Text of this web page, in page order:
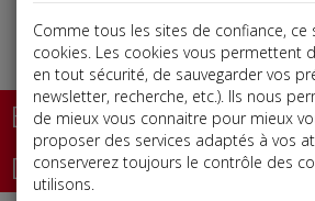
Base documentaire
Dépêches
Comme tous les sites de confiance, ce
cookies. Les cookies vous permettent
en tout sécurité, de sauvegarder vos
newsletter, recherche, etc.). Ils nous
de mieux vous connaitre pour mieux
proposer des services adaptés à vos
conserverez toujours le contrôle des
utilisons.